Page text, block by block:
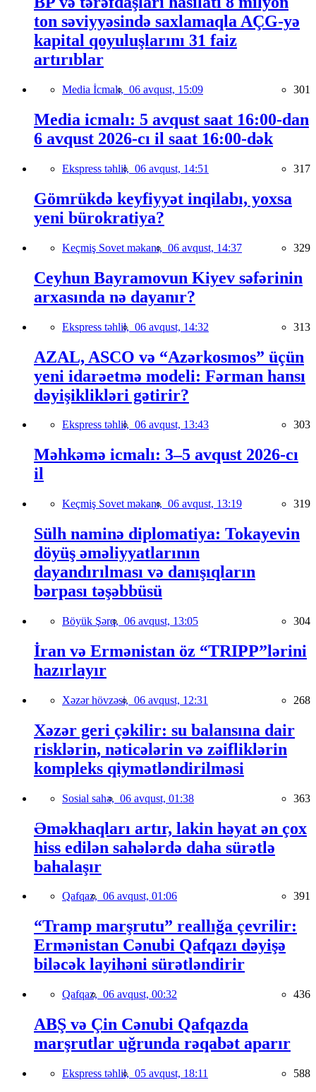
ton səviyyəsində saxlamaqla AÇG-yə
kapital qoyuluşlarını 31 faiz
artırıblar
Media İcmalı, 06 avqust, 15:09 301
Media icmalı: 5 avqust saat 16:00-dan
6 avqust 2026-cı il saat 16:00-dək
Ekspress təhlil, 06 avqust, 14:51 317
Gömrükdə keyfiyyət inqilabı, yoxsa
yeni bürokratiya?
Keçmiş Sovet məkanı, 06 avqust, 14:37 329
Ceyhun Bayramovun Kiyev səfərinin
arxasında nə dayanır?
Ekspress təhlil, 06 avqust, 14:32 313
AZAL, ASCO və “Azərkosmos” üçün
yeni idarəetmə modeli: Fərman hansı
dəyişiklikləri gətirir?
Ekspress təhlil, 06 avqust, 13:43 303
Məhkəmə icmalı: 3–5 avqust 2026-cı
il
Keçmiş Sovet məkanı, 06 avqust, 13:19 319
Sülh naminə diplomatiya: Tokayevin
döyüş əməliyyatlarının
dayandırılması və danışıqların
bərpası təşəbbüsü
Böyük Şərq, 06 avqust, 13:05 304
İran və Ermənistan öz “TRIPP”lərini
hazırlayır
Xəzər hövzəsi, 06 avqust, 12:31 268
Xəzər geri çəkilir: su balansına dair
risklərin, nəticələrin və zəifliklərin
kompleks qiymətləndirilməsi
Sosial sahə, 06 avqust, 01:38 363
Əməkhaqları artır, lakin həyat ən çox
hiss edilən sahələrdə daha sürətlə
bahalaşır
Qafqaz, 06 avqust, 01:06 391
“Tramp marşrutu” reallığa çevrilir:
Ermənistan Cənubi Qafqazı dəyişə
biləcək layihəni sürətləndirir
Qafqaz, 06 avqust, 00:32 436
ABŞ və Çin Cənubi Qafqazda
marşrutlar uğrunda rəqabət aparır
Ekspress təhlil, 05 avqust, 18:11 588